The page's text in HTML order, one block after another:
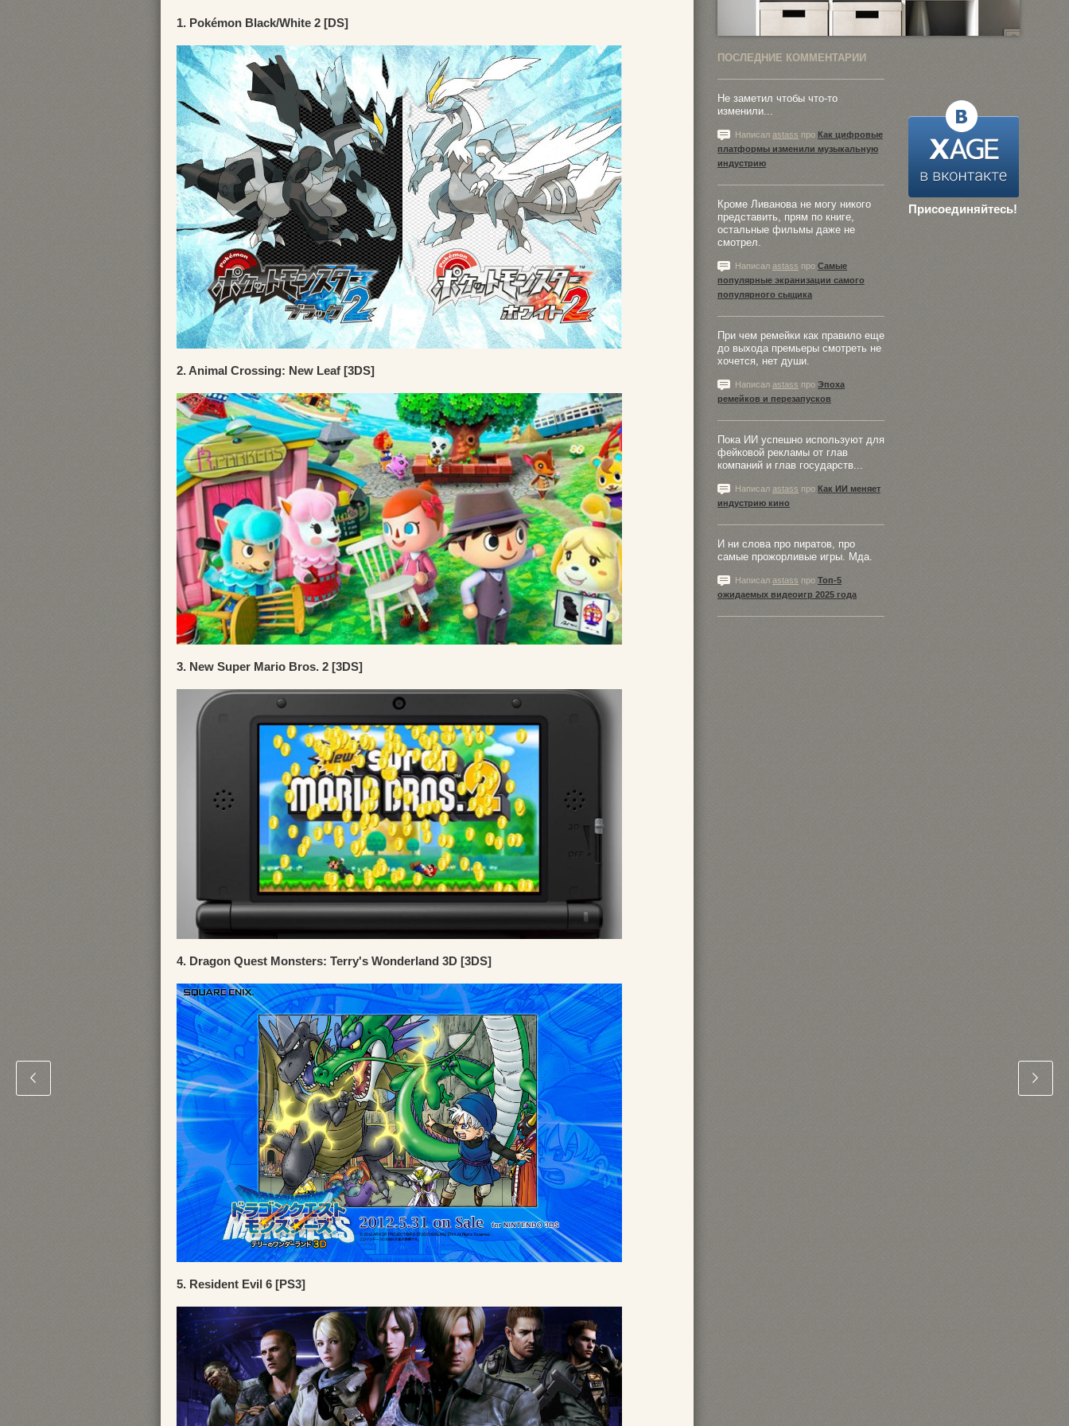
1. Pokémon Black/White 2 [DS]
2. Animal Crossing: New Leaf [3DS]
3. New Super Mario Bros. 2 [3DS]
4. Dragon Quest Monsters: Terry's Wonderland 3D [3DS]
5. Resident Evil 6 [PS3]
ПОСЛЕДНИЕ КОММЕНТАРИИ
Присоединяйтесь!
Не заметил чтобы что-то
изменили...
Написал astass про Как цифровые
платформы изменили музыкальную
индустрию
Кроме Ливанова не могу никого
представить, прям по книге,
остальные фильмы даже не
смотрел.
Написал astass про Самые
популярные экранизации самого
популярного сыщика
При чем ремейки как правило еще
до выхода премьеры смотреть не
хочется, нет души.
Написал astass про Эпоха
ремейков и перезапусков
Пока ИИ успешно используют для
фейковой рекламы от глав
компаний и глав государств...
Написал astass про Как ИИ меняет
индустрию кино
И ни слова про пиратов, про
самые прожорливые игры. Мда.
Написал astass про Топ-5
ожидаемых видеоигр 2025 года